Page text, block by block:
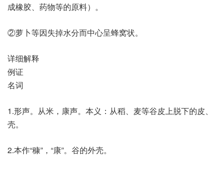
成橡胶、药物等的原料）。
②萝卜等因失掉水分而中心呈蜂窝状。
详细解释
例证
名词
1.形声。从米，康声。本义：从稻、麦等谷皮上脱下的皮、
壳。
2.本作“穅”，“康”。谷的外壳。